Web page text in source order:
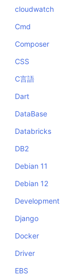
cloudwatch
Cmd
Composer
CSS
C言語
Dart
DataBase
Databricks
DB2
Debian 11
Debian 12
Development
Django
Docker
Driver
EBS